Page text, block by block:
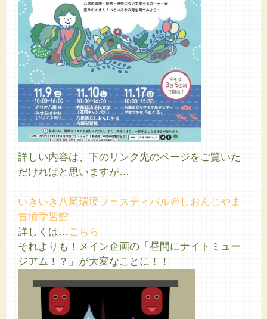
詳しい内容は、下のリンク先のページをご覧いた
だければと思いますが…
いきいき八尾環境フェスティバル＠しおんじやま
古墳学習館
詳しくは… こちら
それよりも！メイン企画の「昼間にナイトミュー
ジアム！？」が大変なことに！！